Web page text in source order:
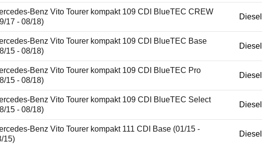
Benz Vito Tourer kompakt 109 CDI BlueTEC CREW
17 - 08/18)
Diesel
Benz Vito Tourer kompakt 109 CDI BlueTEC Base
15 - 08/18)
Diesel
Benz Vito Tourer kompakt 109 CDI BlueTEC Pro
15 - 08/18)
Diesel
Benz Vito Tourer kompakt 109 CDI BlueTEC Select
15 - 08/18)
Diesel
Benz Vito Tourer kompakt 111 CDI Base (01/15 -
15)
Diesel